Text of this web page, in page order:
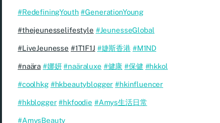
#RedefiningYouth #GenerationYoung
#thejeunesselifestyle #JeunesseGlobal
#LiveJeunesse #1T1F1J #婕斯香港 #M1ND
#naära #娜妍 #naäraluxe #健康 #保健 #hkkol
#coolhkg #hkbeautyblogger #hkinfluencer
#hkblogger #hkfoodie #Amys生活日常
#AmysBeauty